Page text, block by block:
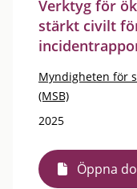
Verktyg för
stärkt civilt
Myndigheten för
(MSB)
2025
Öppna